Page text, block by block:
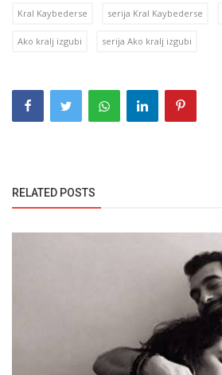
Kral Kaybederse serija Kral Kaybederse
Ako kralj izgubi serija Ako kralj izgubi
RELATED POSTS